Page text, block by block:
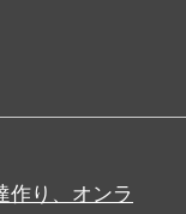
作り、オンラ